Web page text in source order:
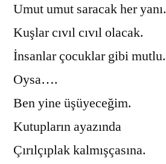
Umut umut saracak her yanı.
Kuşlar cıvıl cıvıl olacak.
İnsanlar çocuklar gibi mutlu.
Oysa….
Ben yine üşüyeceğim.
Kutupların ayazında
Çırılçıplak kalmışçasına.